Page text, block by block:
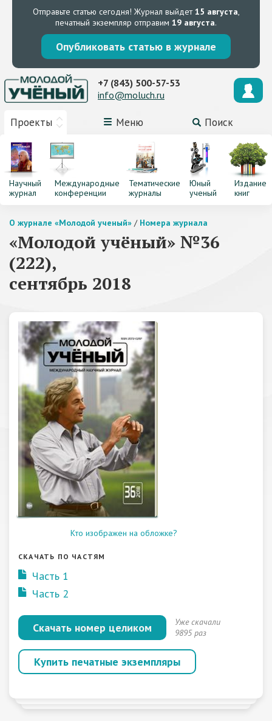
Отправьте статью сегодня! Журнал выйдет15 августа,
печатный экземпляр отправим 19 августа.
Опубликовать статью в журнале
Проекты Меню Поиск
+7 (843) 500-57-53
info@moluch.ru
Научный
журнал
Международные
конференции
Тематические
журналы
Юный
ученый
Издание
книг
О журнале «Молодой ученый» / Номера журнала
«Молодой учёный» №36
(222),
сентябрь 2018
Кто изображен на обложке?
СКАЧАТЬ ПО ЧАСТЯМ
Часть 1
Часть 2
Скачать номер целиком
Уже скачали
9895 раз
Купить печатные экземпляры